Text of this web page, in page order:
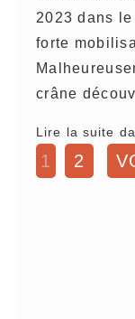
2023 dans
forte
crâne
Lire la suite
1 2